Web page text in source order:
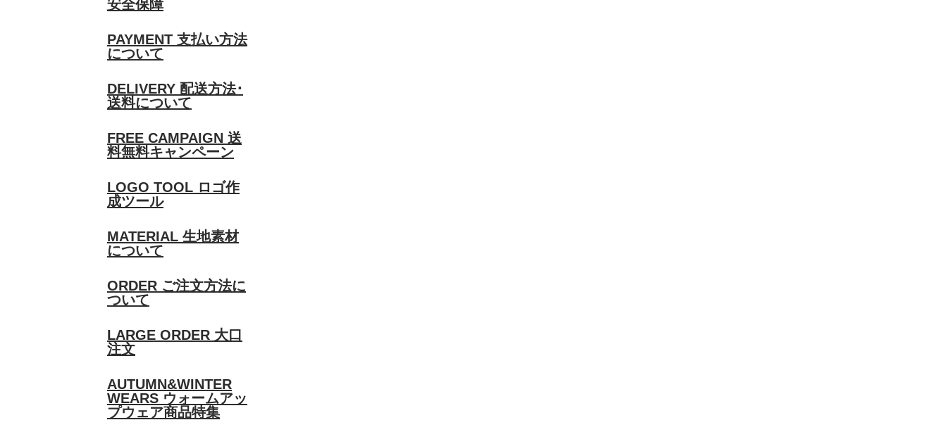
安全保障
PAYMENT 支払い方法
について
DELIVERY 配送方法･
送料について
FREE CAMPAIGN 送
料無料キャンペーン
LOGO TOOL ロゴ作
成ツール
MATERIAL 生地素材
について
ORDER ご注文方法に
ついて
LARGE ORDER 大口
注文
AUTUMN&WINTER
WEARS ウォームアッ
プウェア商品特集